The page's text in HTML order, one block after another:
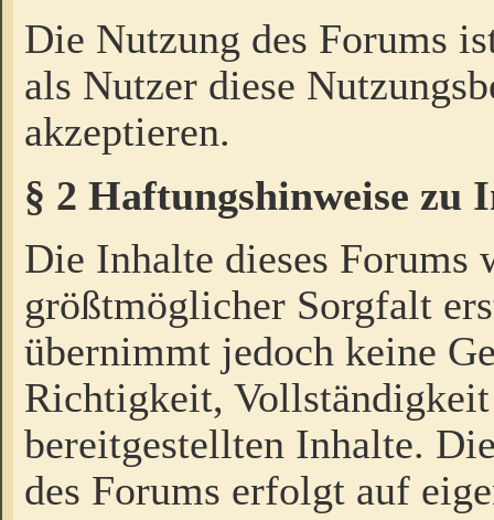
Die Nutzung des Forums
als Nutzer diese
akzeptieren.
§ 2 Haftungshinweise zu
Die Inhalte dieses Forums
größtmöglicher Sorgfalt
übernimmt jedoch keine
Richtigkeit,
bereitgestellten Inhalte.
des Forums erfolgt auf